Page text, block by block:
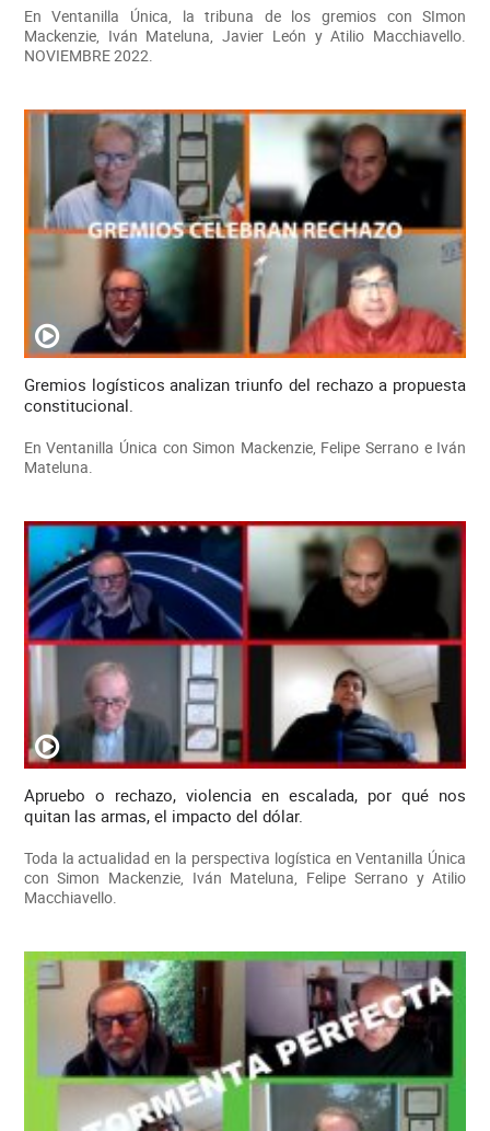
En Ventanilla Única, la tribuna de los gremios con SImon
Mackenzie, Iván Mateluna, Javier León y Atilio Macchiavello.
NOVIEMBRE 2022.
Gremios logísticos analizan triunfo del rechazo a propuesta
constitucional.
En Ventanilla Única con Simon Mackenzie, Felipe Serrano e Iván
Mateluna.
Apruebo o rechazo, violencia en escalada, por qué nos
quitan las armas, el impacto del dólar.
Toda la actualidad en la perspectiva logística en Ventanilla Única
con Simon Mackenzie, Iván Mateluna, Felipe Serrano y Atilio
Macchiavello.